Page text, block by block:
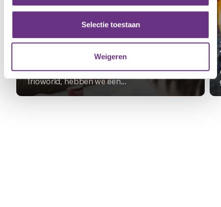
partners voor social media, adverteren en analyse. Deze
partners kunnen deze gegevens combineren met andere
verzameld op basis van uw gebruik van hun services.
U kunt uw toestemming op elk moment wijzigen of
intrekken via decookieverklaring
of door te klikken op
het ronde cookie-instellingenicoontje linksonder op de
Selectie toestaan
Weigeren
Eindbod Trioworld is goedgekeurd
Na een tweetal cao-onderhandelingen bij
Trioworld, hebben we een...